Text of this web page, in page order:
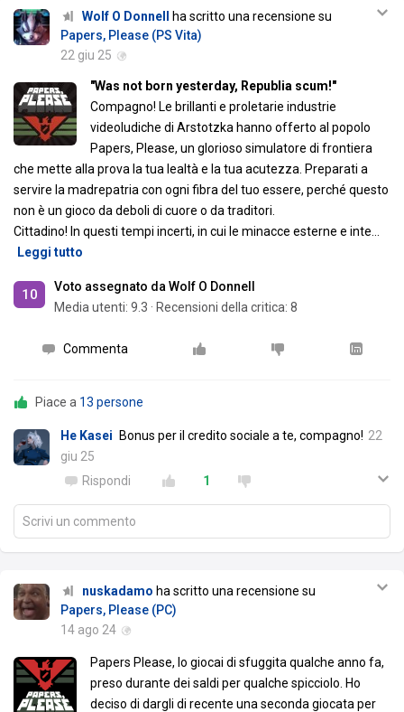
Wolf O Donnell
ha scritto una recensione su
Papers, Please (PS Vita)
22 giu 25
"Was not born yesterday, Republia scum!"
Compagno! Le brillanti e proletarie industrie
videoludiche di Arstotzka hanno offerto al popolo
Papers, Please, un glorioso simulatore di frontiera
che mette alla prova la tua lealtà e la tua acutezza. Preparati a
servire la madrepatria con ogni fibra del tuo essere, perché questo
non è un gioco da deboli di cuore o da traditori.
Cittadino! In questi tempi incerti, in cui le minacce esterne e inte
Leggi tutto
10
Voto assegnato da Wolf O Donnell
Media utenti: 9.3 · Recensioni della critica: 8
Commenta
Piace a 13 persone
He Kasei Bonus per il credito sociale a te, compagno! 22
giu 25
Rispondi
1
Scrivi un commento
nuskadamo ha scritto una recensione su
Papers, Please (PC)
14 ago 24
Papers Please, lo giocai di sfuggita qualche anno fa,
preso durante dei saldi per qualche spicciolo. Ho
deciso di dargli di recente una seconda giocata per